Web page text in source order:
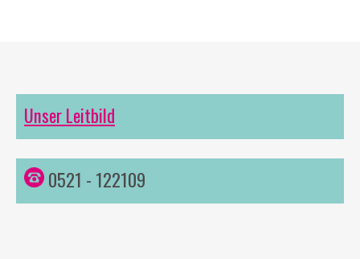
Unser Leitbild
0521 - 122109